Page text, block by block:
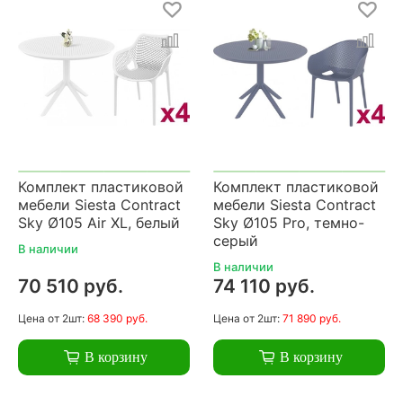
Комплект пластиковой
мебели Siesta Contract
Sky Ø105 Air XL, белый
В наличии
70 510 руб.
Цена от 2шт: 68 390 руб.
В корзину
Комплект пластиковой
мебели Siesta Contract
Sky Ø105 Pro, темно-
серый
В наличии
74 110 руб.
Цена от 2шт: 71 890 руб.
В корзину